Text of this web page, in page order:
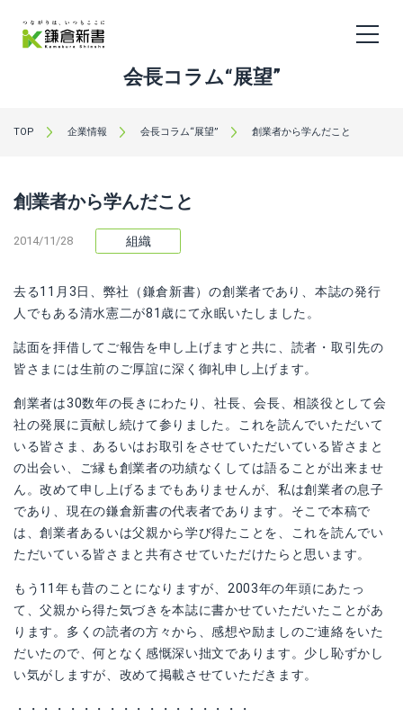
会長コラム“展望”
TOP 企業情報 会長コラム“展望” 創業者から学んだこと
創業者から学んだこと
2014/11/28 組織
去る11月3日、弊社（鎌倉新書）の創業者であり、本誌の発行
人でもある清水憲二が81歳にて永眠いたしました。
誌面を拝借してご報告を申し上げますと共に、読者・取引先の
皆さまには生前のご厚誼に深く御礼申し上げます。
創業者は30数年の長きにわたり、社長、会長、相談役として会
社の発展に貢献し続けて参りました。これを読んでいただいて
いる皆さま、あるいはお取引をさせていただいている皆さまと
の出会い、ご縁も創業者の功績なくしては語ることが出来ませ
ん。改めて申し上げるまでもありませんが、私は創業者の息子
であり、現在の鎌倉新書の代表者であります。そこで本稿で
は、創業者あるいは父親から学び得たことを、これを読んでい
ただいている皆さまと共有させていただけたらと思います。
もう11年も昔のことになりますが、2003年の年頭にあたっ
て、父親から得た気づきを本誌に書かせていただいたことがあ
ります。多くの読者の方々から、感想や励ましのご連絡をいた
だいたので、何となく感慨深い拙文であります。少し恥ずかし
い気がしますが、改めて掲載させていただきます。
・・・・・・・・・・・・・・・・・・